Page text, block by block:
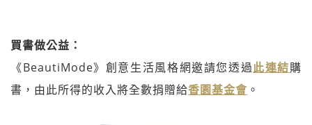
買書做公益：
《BeautiMode》創意生活風格網邀請您透過此連結購
書，由此所得的收入將全數捐贈給香園基金會 。